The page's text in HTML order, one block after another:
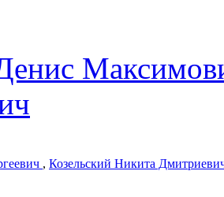
, Козельский Никита